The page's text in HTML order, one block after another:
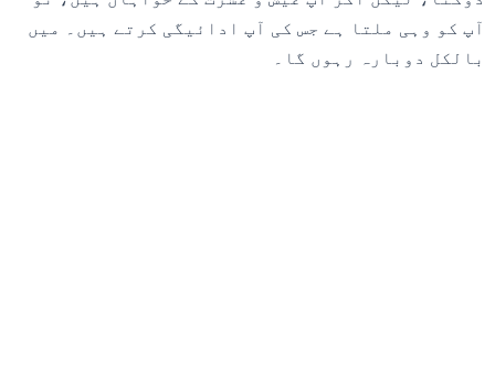
آپ کو وہی ملتا ہے جس کی آپ ادائیگی کرتے ہیں۔ میں
بالکل دوبارہ رہوں گا۔